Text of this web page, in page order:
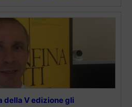
della V edizione gli